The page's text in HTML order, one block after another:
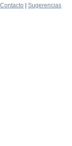
Contacto
Sugerencias